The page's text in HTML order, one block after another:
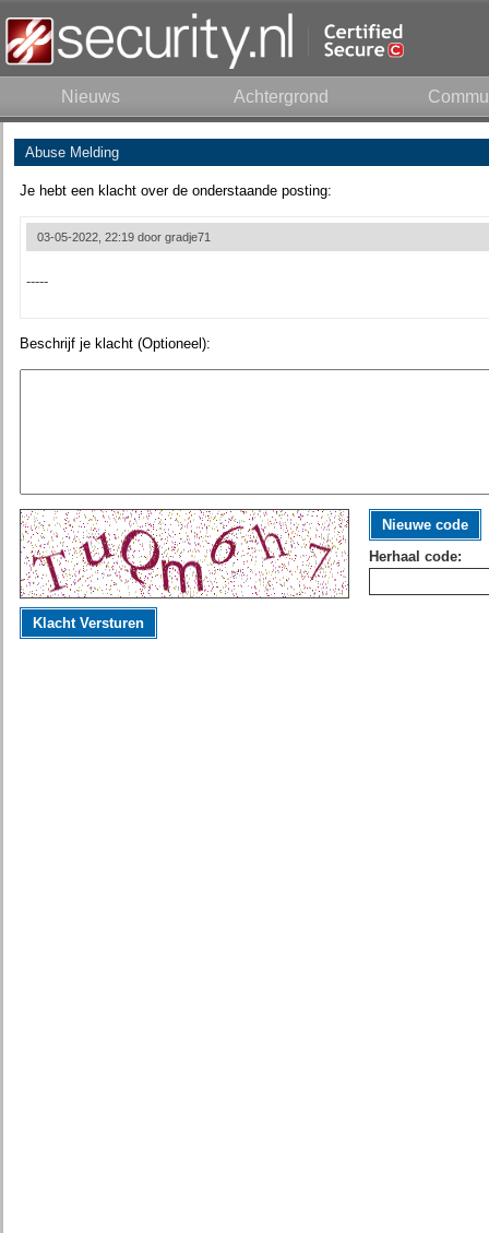
Nieuws Achtergrond
Abuse Melding
Je hebt een klacht over de onderstaande posting:
03-05-2022, 22:19 door gradje71
-----
Beschrijf je klacht (Optioneel):
Nieuwe code
Herhaal code:
Klacht Versturen